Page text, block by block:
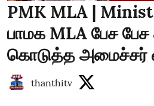
PMK MLA |
பாமக MLA பேச பேச
கொடுத்த அமைச்சர்
thanthitv